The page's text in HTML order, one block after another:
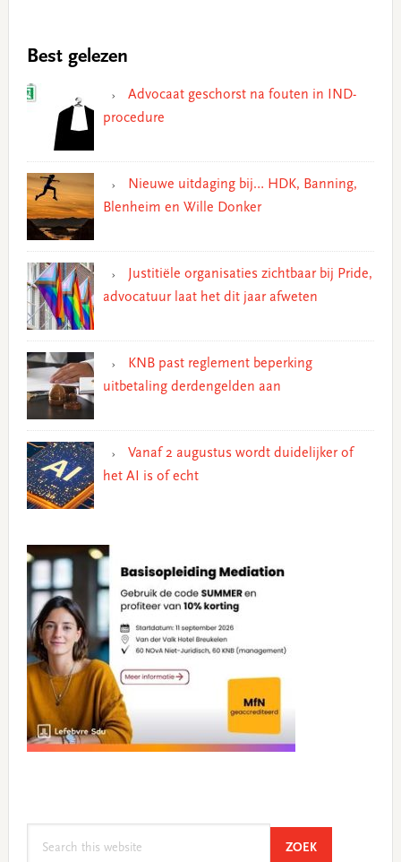
Best gelezen
Advocaat geschorst na fouten in IND-
procedure
Nieuwe uitdaging bij… HDK, Banning,
Blenheim en Wille Donker
Justitiële organisaties zichtbaar bij Pride,
advocatuur laat het dit jaar afweten
KNB past reglement beperking
uitbetaling derdengelden aan
Vanaf 2 augustus wordt duidelijker of
het AI is of echt
ZOEKSEARCH